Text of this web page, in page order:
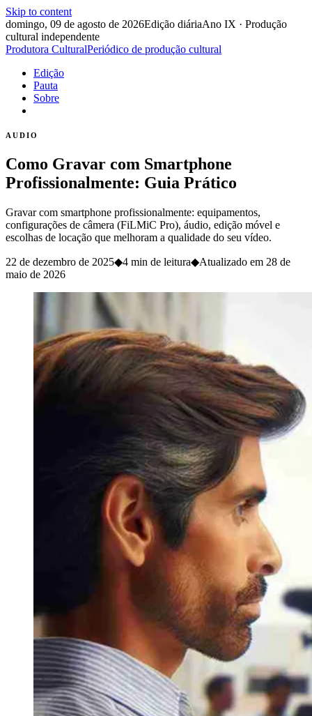
Skip to content
domingo, 09 de agosto de 2026Edição diáriaAno IX · Produção
cultural independente
Produtora CulturalPeriódico de produção cultural
Edição
Pauta
Sobre
AUDIO
Como Gravar com Smartphone
Profissionalmente: Guia Prático
Gravar com smartphone profissionalmente: equipamentos,
configurações de câmera (FiLMiC Pro), áudio, edição móvel e
escolhas de locação que melhoram a qualidade do seu vídeo.
22 de dezembro de 2025◆4 min de leitura◆Atualizado em 28 de
maio de 2026